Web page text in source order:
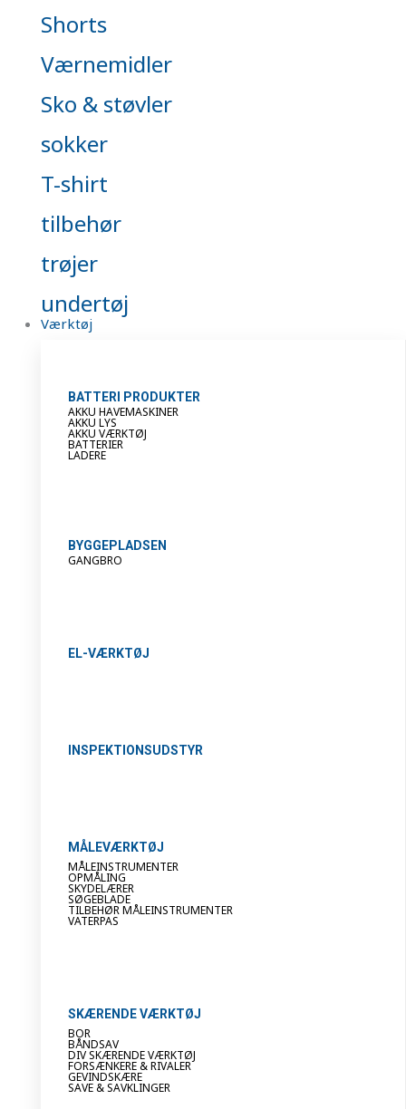
Shorts
Værnemidler
Sko & støvler
sokker
T-shirt
tilbehør
trøjer
undertøj
Værktøj
BATTERI PRODUKTER
AKKU HAVEMASKINER
AKKU LYS
AKKU VÆRKTØJ
BATTERIER
LADERE
BYGGEPLADSEN
GANGBRO
EL-VÆRKTØJ
INSPEKTIONSUDSTYR
MÅLEVÆRKTØJ
MÅLEINSTRUMENTER
OPMÅLING
SKYDELÆRER
SØGEBLADE
TILBEHØR MÅLEINSTRUMENTER
VATERPAS
SKÆRENDE VÆRKTØJ
BOR
BÅNDSAV
DIV SKÆRENDE VÆRKTØJ
FORSÆNKERE & RIVALER
GEVINDSKÆRE
SAVE & SAVKLINGER